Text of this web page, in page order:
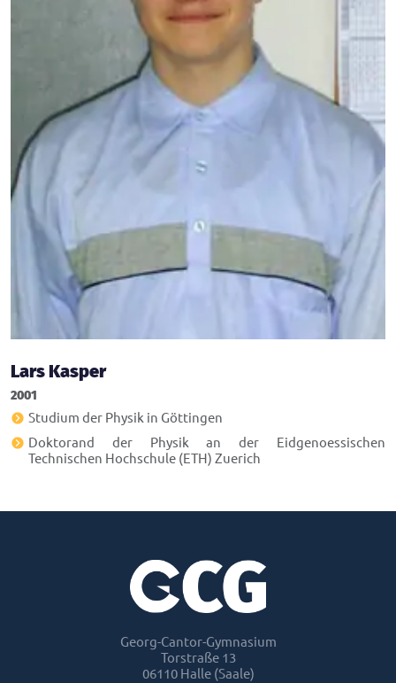
Lars Kasper
2001
Studium der Physik in Göttingen
Doktorand der Physik an der Eidgenoessischen
Technischen Hochschule (ETH) Zuerich
Georg-Cantor-Gymnasium
Torstraße 13
06110 Halle (Saale)